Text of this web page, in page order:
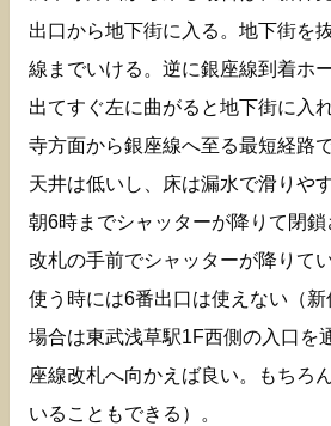
出口から地下街に入る。地下街を
線までいける。逆に銀座線到着ホ
出てすぐ左に曲がると地下街に入
寺方面から銀座線へ至る最短経路
天井は低いし、床は漏水で滑りや
朝6時までシャッターが降りて閉
改札の手前でシャッターが降りて
使う時には6番出口は使えない（
場合は東武浅草駅1F西側の入口を
座線改札へ向かえば良い。もちろ
いることもできる）。